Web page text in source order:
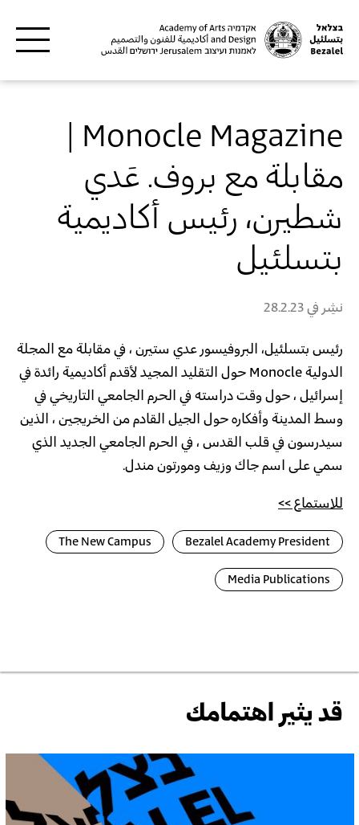
Monocle Magazine |
مقابلة مع بروف. عَدي
شطيرن، رئيس أكاديمية
بتسلئيل
نشِر في28.2.23
رئيس بتسلئيل، البروفيسور عدي ستيرن ، في مقابلة مع المجلة
الدولية Monocle حول التقليد المجيد لأقدم أكاديمية رائدة في
إسرائيل ، حول وقت دراسته في الحرم الجامعي التاريخي في
وسط المدينة وأفكاره حول الجيل القادم من الخريجين ، الذين
سيدرسون في قلب القدس ، في الحرم الجامعي الجديد الذي
سمي على اسم جاك وزيف ومورتون مندل.
للاستماع >>
Bezalel Academy President
The New Campus
Media Publications
الصور
قد يثير اهتمامك